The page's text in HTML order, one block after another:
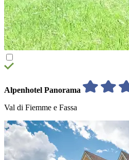
Alpenhotel Panorama
Val di Fiemme e Fassa